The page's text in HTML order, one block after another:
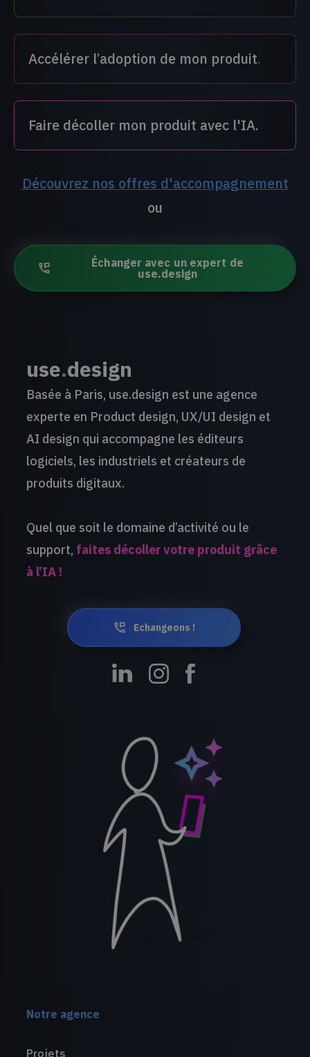
Accélérer l’adoption de mon produit.
Faire décoller mon produit avec l'IA.
Découvrez nos offres d'accompagnement
ou
Échanger avec un expert de
use.design
use.design
Basée à Paris, use.design est une agence
experte en Product design, UX/UI design et
AI design qui accompagne les éditeurs
logiciels, les industriels et créateurs de
produits digitaux.
Quel que soit le domaine d’activité ou le
support, faites décoller votre produit grâce
à l’IA !
Echangeons !
Notre agence
Projets